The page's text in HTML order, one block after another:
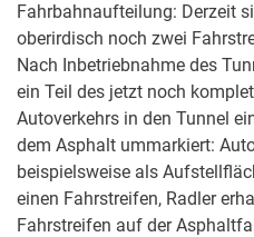
Fahrbahnaufteilung: Derzeit
oberirdisch noch zwei
Nach Inbetriebnahme des
ein Teil des jetzt noch
Autoverkehrs in den Tunnel
dem Asphalt ummarkiert:
beispielsweise als
einen Fahrstreifen, Radler
Fahrstreifen auf der